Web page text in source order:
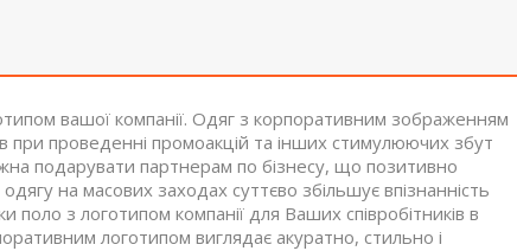
вашої компанії. Одяг з корпоративним зображенням
при проведенні промоакцій та інших стимулюючих збут
подарувати партнерам по бізнесу, що позитивно
на масових заходах суттєво збільшує впізнанність
з логотипом компанії для Ваших співробітників в
логотипом виглядає акуратно, стильно і